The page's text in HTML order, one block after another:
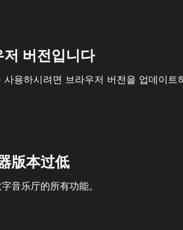
버전입니다
용하시려면 브라우저 버전을 업데이트
版本过低
音乐厅的所有功能。